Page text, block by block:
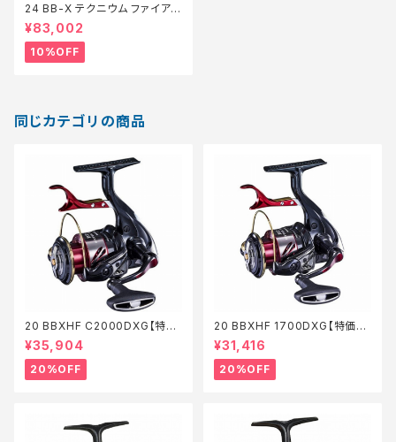
24 BB-X テクニウム ファイアブ
ラッド C3000DXG SL【継続セ
ール_リール】【10】
¥83,002
10%OFF
同じカテゴリの商品
20 BBXHF C2000DXG【特価
リール】【20】
¥35,904
20%OFF
20 BBXHF 1700DXG【特価リ
ール】【20】
¥31,416
20%OFF